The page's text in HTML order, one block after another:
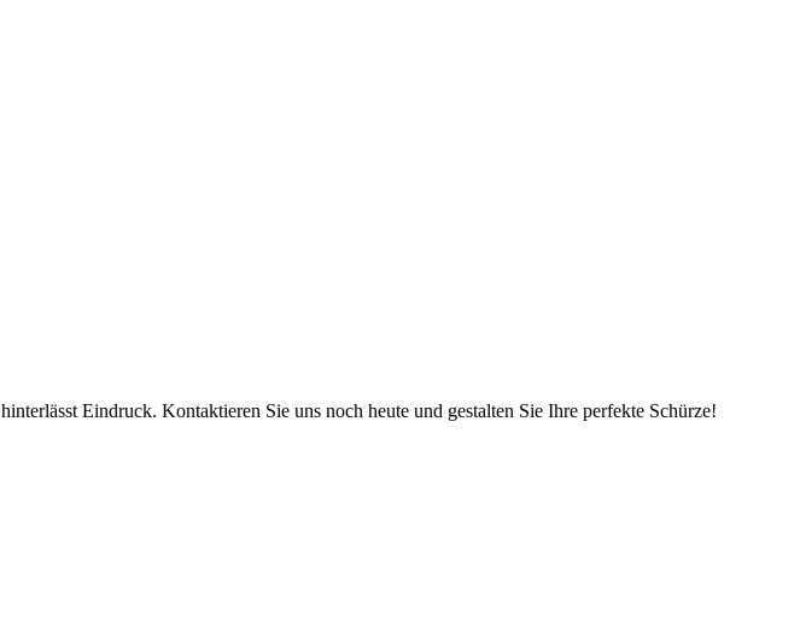
Eindruck. Kontaktieren Sie uns noch heute und gestalten Sie Ihre perfekte Schürze!